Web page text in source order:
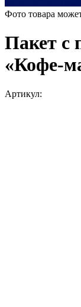
Фото товара
Пакет с
«Кофе-
Артикул: